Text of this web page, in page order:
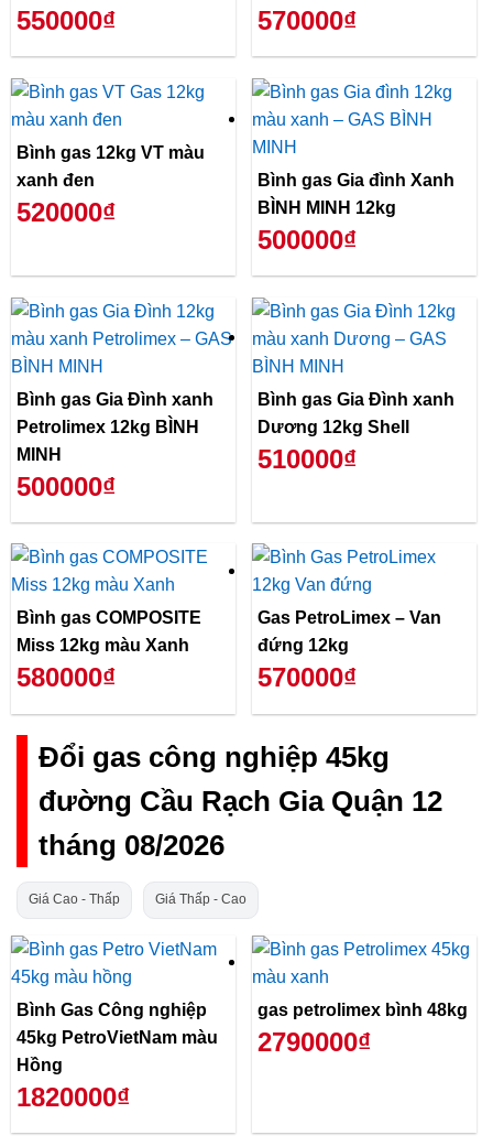
550000₫ 570000₫
Bình gas 12kg VT màu
xanh đen
520000₫
Bình gas Gia đình Xanh
BÌNH MINH 12kg
500000₫
Bình gas Gia Đình xanh
Petrolimex 12kg BÌNH
MINH
500000₫
Bình gas Gia Đình xanh
Dương 12kg Shell
510000₫
Bình gas COMPOSITE
Miss 12kg màu Xanh
580000₫
Gas PetroLimex – Van
đứng 12kg
570000₫
Đổi gas công nghiệp 45kg
đường Cầu Rạch Gia Quận 12
tháng 08/2026
Giá Cao - Thấp Giá Thấp - Cao
Bình Gas Công nghiệp
45kg PetroVietNam màu
Hồng
1820000₫
gas petrolimex bình 48kg
2790000₫